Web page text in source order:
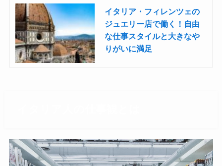
イタリア・フィレンツェの
ジュエリー店で働く！自由
な仕事スタイルと大きなや
りがいに満足